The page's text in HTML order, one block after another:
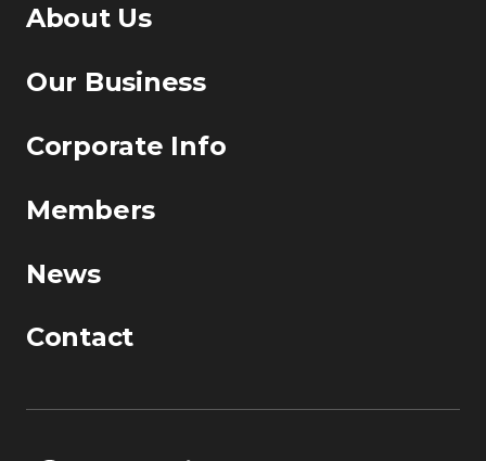
About Us
Our Business
Corporate Info
Members
News
Contact